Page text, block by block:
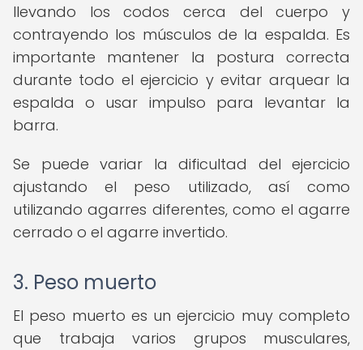
llevando los codos cerca del cuerpo y
contrayendo los músculos de la espalda. Es
importante mantener la postura correcta
durante todo el ejercicio y evitar arquear la
espalda o usar impulso para levantar la
barra.
Se puede variar la dificultad del ejercicio
ajustando el peso utilizado, así como
utilizando agarres diferentes, como el agarre
cerrado o el agarre invertido.
3. Peso muerto
El peso muerto es un ejercicio muy completo
que trabaja varios grupos musculares,